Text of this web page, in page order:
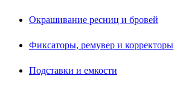
Окрашивание ресниц и бровей
Фиксаторы, ремувер и корректоры
Подставки и емкости